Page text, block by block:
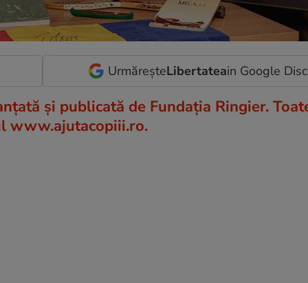
UrmăreșteLibertateain Google
și publicată de Fundația Ringier.
www.ajutacopiii.ro.